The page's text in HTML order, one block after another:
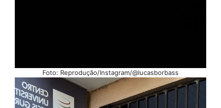
Foto: Reprodução/Instagram/@lucasborbass